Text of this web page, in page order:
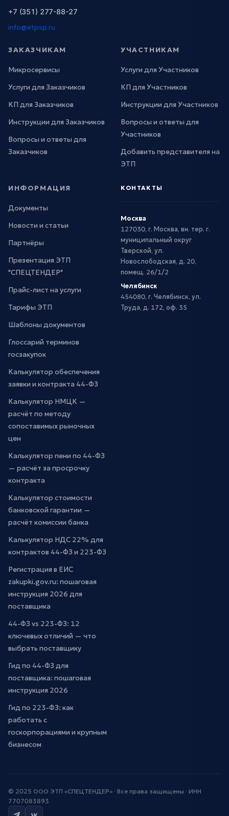
+7 (351) 277-88-27
info@etpsp.ru
ЗАКАЗЧИКАМ
Микросервисы
Услуги для Заказчиков
КП для Заказчиков
Инструкции для Заказчиков
Вопросы и ответы для
Заказчиков
УЧАСТНИКАМ
Услуги для Участников
КП для Участников
Инструкции для Участников
Вопросы и ответы для
Участников
Добавить представителя на
ЭТП
ИНФОРМАЦИЯ
Документы
Новости и статьи
Партнёры
Презентация ЭТП
"СПЕЦТЕНДЕР"
Прайс-лист на услуги
Тарифы ЭТП
Шаблоны документов
Глоссарий терминов
госзакупок
Калькулятор обеспечения
заявки и контракта 44-ФЗ
Калькулятор НМЦК —
расчёт по методу
сопоставимых рыночных
цен
Калькулятор пени по 44-ФЗ
— расчёт за просрочку
контракта
Калькулятор стоимости
банковской гарантии —
расчёт комиссии банка
Калькулятор НДС 22% для
контрактов 44-ФЗ и 223-ФЗ
Регистрация в ЕИС
zakupki.gov.ru: пошаговая
инструкция 2026 для
поставщика
44-ФЗ vs 223-ФЗ: 12
ключевых отличий — что
выбрать поставщику
Гид по 44-ФЗ для
поставщика: пошаговая
инструкция 2026
Гид по 223-ФЗ: как
работать с
госкорпорациями и крупным
бизнесом
КОНТАКТЫ
Москва
127030, г. Москва, вн. тер. г.
муниципальный округ
Тверской, ул.
Новослободская, д. 20,
помещ. 26/1/2
Челябинск
454080, г. Челябинск, ул.
Труда, д. 172, оф. 35
© 2025 ООО ЭТП «СПЕЦТЕНДЕР» · Все права защищены · ИНН
7707083893